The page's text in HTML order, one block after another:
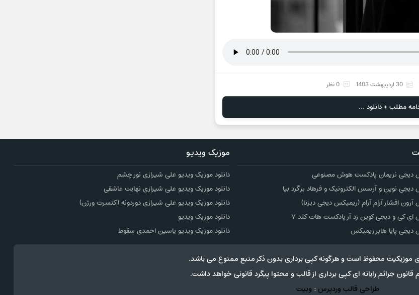
30 اردیبهشت 1403 0 نظر
مطلب + دانلود ...
دیجی نریمان پادکست هوش مصنوعی
نوین و آرسس الکترونیک و فرهاد برگرد بیا
افشار آرام آرام (ریمیکس دیجی دیزنا)
ای کی و دیجی کوین زد آر پادکست هات کلد ۷
دیجی پایا هابر ریمیکس
موزیک ویدیو
دانلود موزیک ویدیو علی شیرازی نور چشم
دانلود موزیک ویدیو علی شیرازی نهایت عاشقی
دانلود موزیک ویدیو علی شیرازی دوردونه (کنسرت ورژن)
دانلود موزیک ویدیو
دانلود موزیک ویدیو یاسین احمدی سقوط
موزیکیت محفوظ است و هرگونه کپی برداری بدون ذکر منبع ممنوع می باشد.
طراحی قالب وردپرس: وبیت